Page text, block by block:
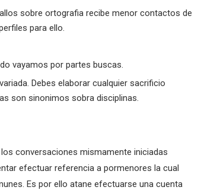
sobre ortografia recibe menor contactos de
para ello.
vayamos por partes buscas.
Debes elaborar cualquier sacrificio
son sinonimos sobra disciplinas.
conversaciones mismamente iniciadas
efectuar referencia a pormenores la cual
Es por ello atane efectuarse una cuenta